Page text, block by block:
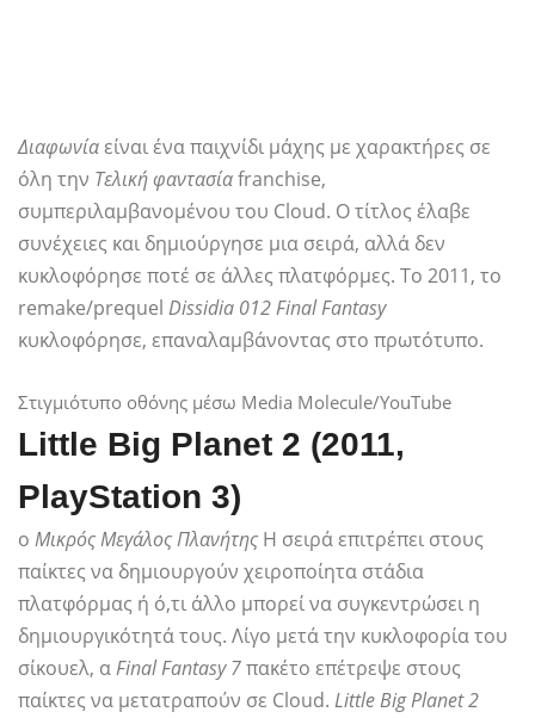
Διαφωνίαείναι ένα παιχνίδι μάχης με χαρακτήρες σε
όλη την Τελική φαντασίαfranchise,
συμπεριλαμβανομένου του Cloud. Ο τίτλος έλαβε
συνέχειες και δημιούργησε μια σειρά, αλλά δεν
κυκλοφόρησε ποτέ σε άλλες πλατφόρμες. Το 2011, το
remake/prequel Dissidia 012 Final Fantasy
κυκλοφόρησε, επαναλαμβάνοντας στο πρωτότυπο.
Στιγμιότυπο οθόνης μέσω Media Molecule/YouTube
Little Big Planet 2 (2011,
PlayStation 3)
ο Μικρός Μεγάλος Πλανήτης Η σειρά επιτρέπει στους
παίκτες να δημιουργούν χειροποίητα στάδια
πλατφόρμας ή ό,τι άλλο μπορεί να συγκεντρώσει η
δημιουργικότητά τους. Λίγο μετά την κυκλοφορία του
σίκουελ, αFinal Fantasy 7πακέτο επέτρεψε στους
παίκτες να μετατραπούν σε Cloud. Little Big Planet 2